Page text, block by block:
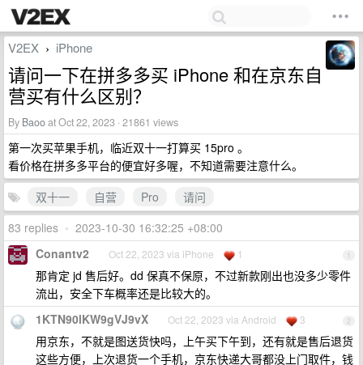
V2EX › iPhone
请问一下在拼多多买 iPhone 和在京东自
营买有什么区别？
By Baooat Oct 22, 2023 · 21861 views
第一次买苹果手机，临近双十一打算买 15pro 。
看价格在拼多多平台的便宜好多喔，不知道需要注意什么。
双十一
自营 Pro
请问
83 replies • 2023-10-30 16:32:25 +08:00
1
Conantv2 Oct 22, 2023 via iPhone 1
那肯定 jd 售后好。dd 保真不保原，不过新款刚出也没多少零件
流出，安全下车概率还是比较大的。
2
1KTN90lKW9gVJ9vX Oct 22, 2023 via Android 3
用京东，不就是图送货快吗，上午买下午到，还有就是售后退货
这些方便，上次退货一个手机，京东快递大哥都没上门取件，钱